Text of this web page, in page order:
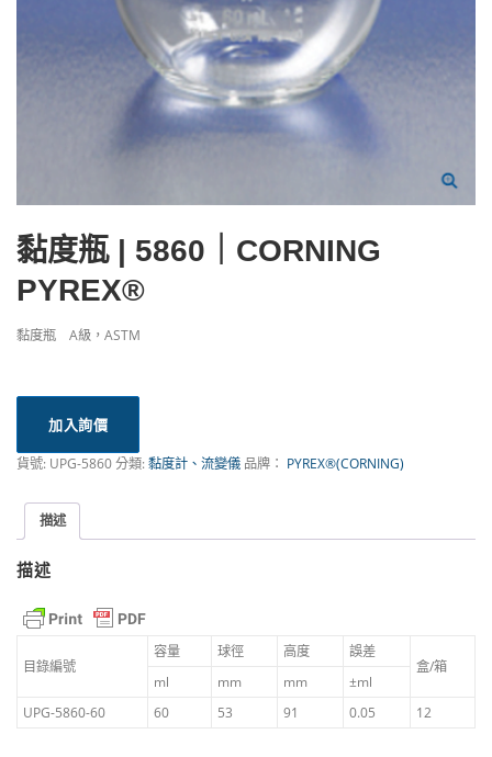
黏度瓶 | 5860｜CORNING
PYREX®
黏度瓶 A級，ASTM
加入詢價
貨號: UPG-5860分類:黏度計、流變儀 品牌： PYREX®(CORNING)
描述
描述
目錄編號
容量 球徑 高度
誤差
盒/箱
ml
mm mm
±ml
UPG-5860-60
60 53 91 0.05 12